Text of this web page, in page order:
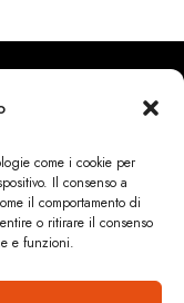
come i cookie per
Il consenso a
il comportamento di
o ritirare il consenso
e funzioni.
argomenti di
con metodo
& COOKIES